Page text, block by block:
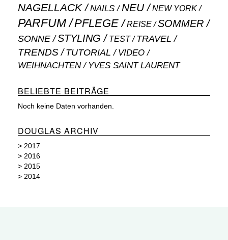
NAGELLACK NAILS NEU NEW YORK
PARFUM PFLEGE REISE SOMMER
SONNE STYLING TEST TRAVEL
TRENDS TUTORIAL VIDEO
WEIHNACHTEN YVES SAINT LAURENT
BELIEBTE BEITRÄGE
Noch keine Daten vorhanden.
DOUGLAS ARCHIV
> 2017
> 2016
> 2015
> 2014